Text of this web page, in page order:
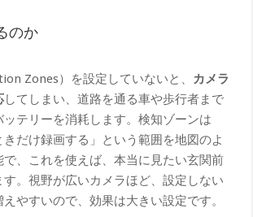
のか
Zones）を設定していないと、 カメラ
してしまい、道路を通る車や歩行者まで
テリーを消耗します。検知ゾーンは
きだけ録画する」という範囲を地図のよ
で、これを使えば、本当に見たい玄関前
。視野が広いカメラほど、設定しない
やすいので、効果は大きい設定です。